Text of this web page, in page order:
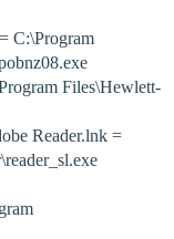
C:\Program
Files\Hewlett-
Reader.lnk =